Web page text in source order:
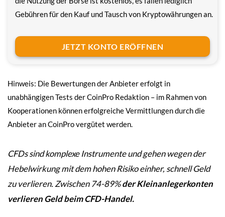
Gebühren für den Kauf und Tausch von Kryptowährungen an.
JETZT KONTO ERÖFFNEN
Hinweis: Die Bewertungen der Anbieter erfolgt in
unabhängigen Tests der CoinPro Redaktion – im Rahmen von
Kooperationen können erfolgreiche Vermittlungen durch die
Anbieter an CoinPro vergütet werden.
CFDs sind komplexe Instrumente und gehen wegen der
Hebelwirkung mit dem hohen Risiko einher, schnell Geld
zu verlieren. Zwischen 74-89%der Kleinanlegerkonten
verlieren Geld beim CFD-Handel.